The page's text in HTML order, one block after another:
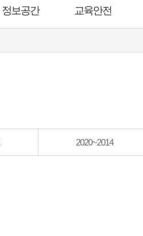
정보공간 교육안전
2020~2014